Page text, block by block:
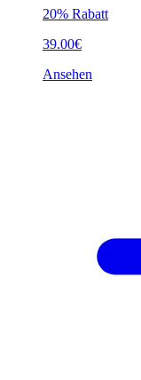
20% Rabatt
39.00€
Ansehen